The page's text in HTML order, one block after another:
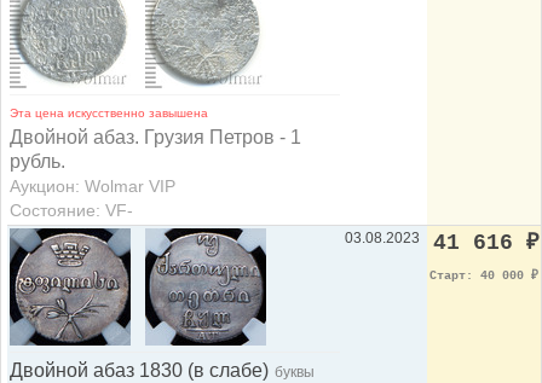
Эта цена искусственно завышена
Двойной абаз. Грузия Петров - 1
рубль.
Аукцион: Wolmar VIP
Состояние: VF-
Двойной абаз 1830 (в слабе) буквы
03.08.2023 41 616 ₽
Старт: 40 000 ₽